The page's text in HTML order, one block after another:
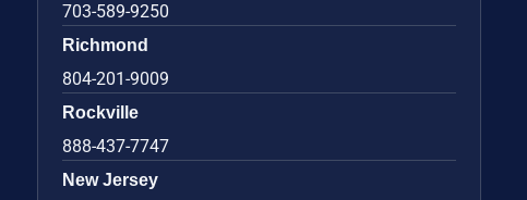
703-589-9250
Richmond
804-201-9009
Rockville
888-437-7747
New Jersey